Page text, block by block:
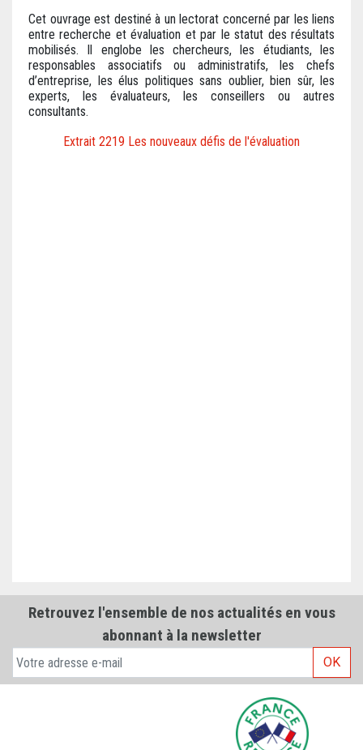
Cet ouvrage est destiné à un lectorat concerné par les liens
entre recherche et évaluation et par le statut des résultats
mobilisés. Il englobe les chercheurs, les étudiants, les
responsables associatifs ou administratifs, les chefs
d’entreprise, les élus politiques sans oublier, bien sûr, les
experts, les évaluateurs, les conseillers ou autres
consultants.
Extrait 2219 Les nouveaux défis de l'évaluation
Retrouvez l'ensemble de nos actualités en vous
abonnant à la newsletter
OK